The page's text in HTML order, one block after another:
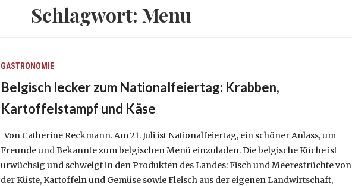
Schlagwort:Menu
GASTRONOMIE
Belgisch lecker zum Nationalfeiertag: Krabben,
Kartoffelstampf und Käse
Von Catherine Reckmann. Am 21. Juli ist Nationalfeiertag, ein schöner Anlass, um
Freunde und Bekannte zum belgischen Menü einzuladen. Die belgische Küche ist
urwüchsig und schwelgt in den Produkten des Landes: Fisch und Meeresfrüchte von
der Küste, Kartoffeln und Gemüse sowie Fleisch aus der eigenen Landwirtschaft,